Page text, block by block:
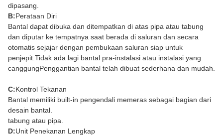
dipasang.
B:Perataan Diri
Bantal dapat dibuka dan ditempatkan di atas pipa atau tabung
dan diputar ke tempatnya saat berada di saluran dan secara
otomatis sejajar dengan pembukaan saluran siap untuk
penjepit.Tidak ada lagi bantal pra-instalasi atau instalasi yang
canggungPenggantian bantal telah dibuat sederhana dan mudah.
C:Kontrol Tekanan
Bantal memiliki built-in pengendali memeras sebagai bagian dari
desain bantal.
tabung atau pipa.
D:Unit Penekanan Lengkap